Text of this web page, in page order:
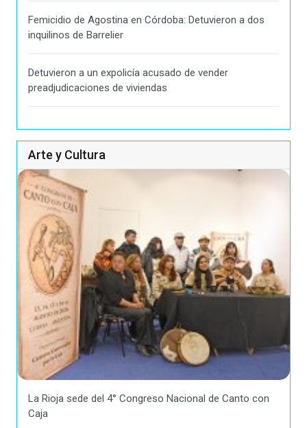
Femicidio de Agostina en Córdoba: Detuvieron a dos
inquilinos de Barrelier
Detuvieron a un expolicía acusado de vender
preadjudicaciones de viviendas
Arte y Cultura
La Rioja sede del 4° Congreso Nacional de Canto con
Caja